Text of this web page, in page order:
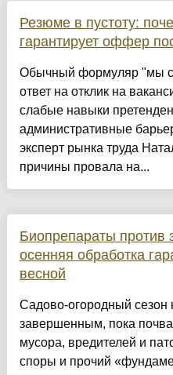
Резюме в пустоту:
гарантирует оффер
Обычный формуляр "мы
ответ на отклик на
слабые навыки
административные
эксперт рынка труда
причины провала на...
Биопрепараты против
осенняя обработка
весной
Садово-огородный сезон
завершенным, пока
мусора, вредителей и
споры и прочий